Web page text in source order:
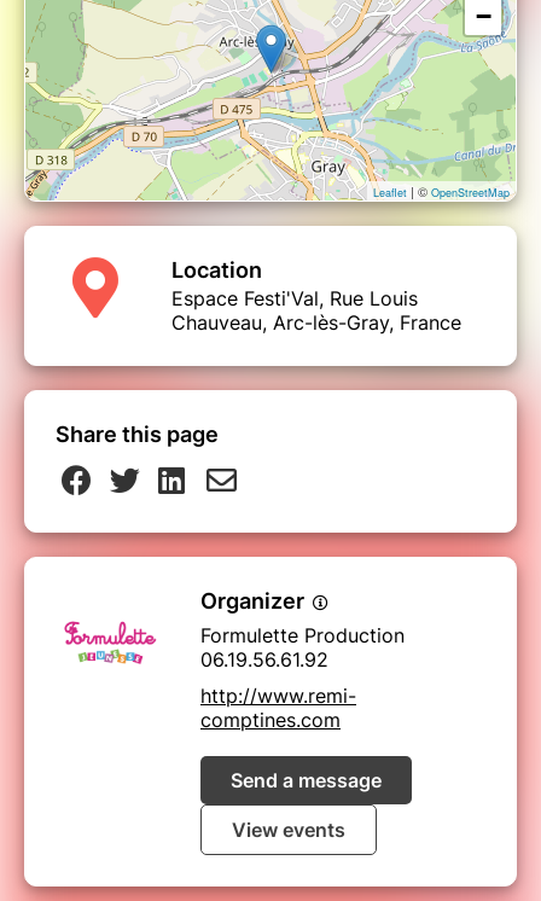
−
Leaflet | © OpenStreetMap
Location
Espace Festi'Val, Rue Louis
Chauveau, Arc-lès-Gray, France
Share this page
Organizer
Formulette Production
06.19.56.61.92
http://www.remi-
comptines.com
Send a message
View events